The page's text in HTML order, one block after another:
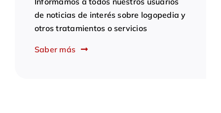
de noticias de interés sobre logopedia y
otros tratamientos o servicios
Saber más